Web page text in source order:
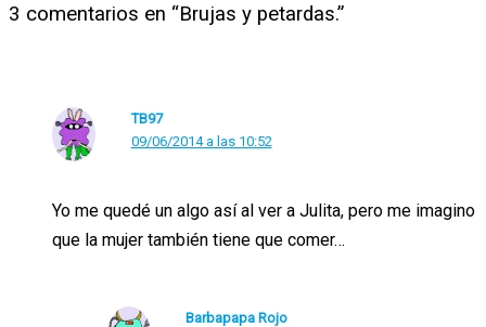
3 comentarios en “Brujas y petardas.”
TB97
09/06/2014 a las 10:52
Yo me quedé un algo así al ver a Julita, pero me imagino
que la mujer también tiene que comer…
Barbapapa Rojo